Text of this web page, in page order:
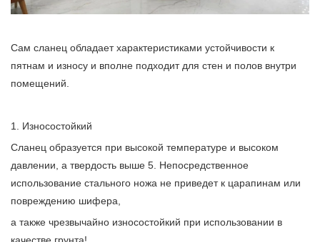
Сам сланец обладает характеристиками устойчивости к
пятнам и износу и вполне подходит для стен и полов внутри
помещений.
1. Износостойкий
Сланец образуется при высокой температуре и высоком
давлении, а твердость выше 5. Непосредственное
использование стального ножа не приведет к царапинам или
повреждению шифера,
а также чрезвычайно износостойкий при использовании в